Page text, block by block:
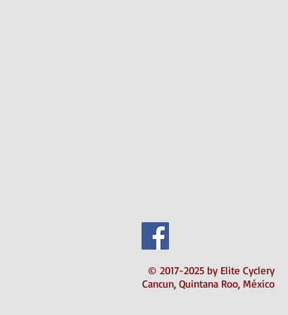
© 2017-2025 by Elite Cyclery
Cancun, Quintana Roo, México